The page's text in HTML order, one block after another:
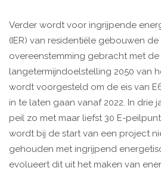
Verder wordt voor ingrijpende
(IER) van residentiële gebouwen de
overeenstemming gebracht met de
langetermijndoelstelling 2050 van
wordt voorgesteld om de eis van
in te laten gaan vanaf 2022. In drie
peil zo met maar liefst 30 E-
wordt bij de start van een project
gehouden met ingrijpend
evolueert dit uit het maken van